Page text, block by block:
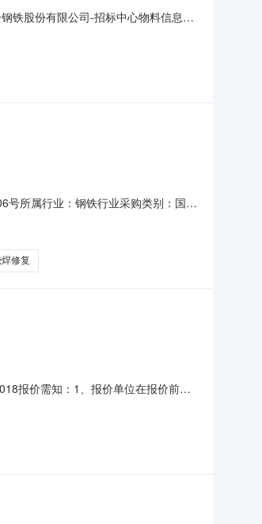
铁股份有限公司-招标中心物料信息物
号所属行业：钢铁行业采购类别：国内
项目，竞拍人需对相关的耐火材料进
修复
报价需知：1、报价单位在报价前交
证金，并按照《柳钢业务往来失信